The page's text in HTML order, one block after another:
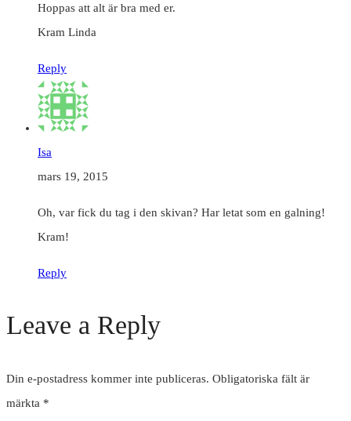
Hoppas att alt är bra med er.
Kram Linda
Reply
Isa
mars 19, 2015
Oh, var fick du tag i den skivan? Har letat som en galning!
Kram!
Reply
Leave a Reply
Din e-postadress kommer inte publiceras. Obligatoriska fält är
märkta *